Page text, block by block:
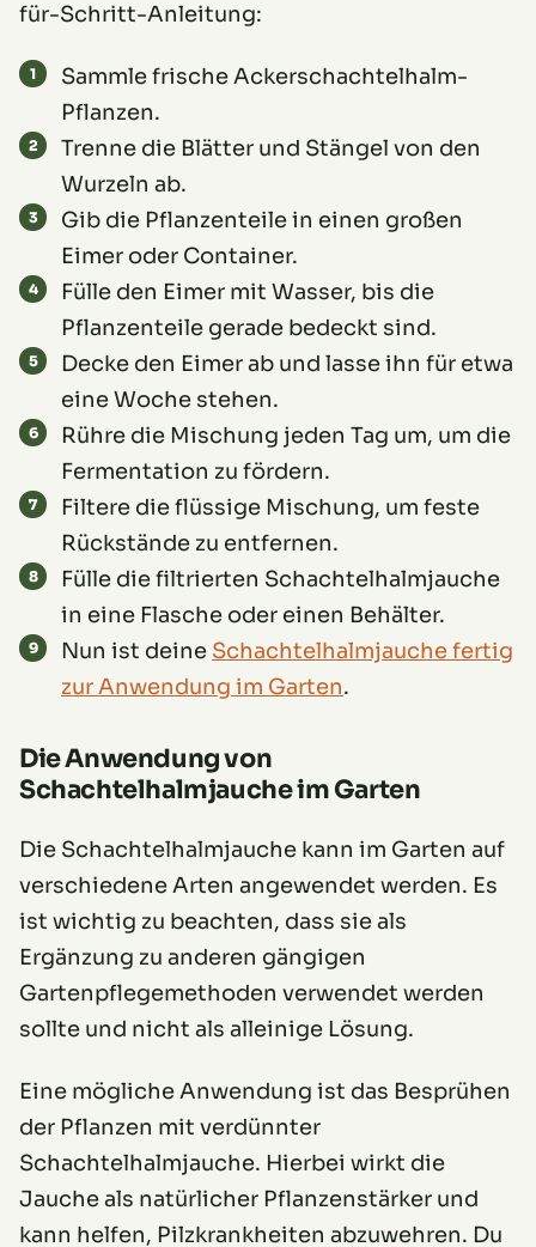
für-Schritt-Anleitung:
Sammle frische Ackerschachtelhalm-
Pflanzen.
Trenne die Blätter und Stängel von den
Wurzeln ab.
Gib die Pflanzenteile in einen großen
Eimer oder Container.
Fülle den Eimer mit Wasser, bis die
Pflanzenteile gerade bedeckt sind.
Decke den Eimer ab und lasse ihn für etwa
eine Woche stehen.
Rühre die Mischung jeden Tag um, um die
Fermentation zu fördern.
Filtere die flüssige Mischung, um feste
Rückstände zu entfernen.
Fülle die filtrierten Schachtelhalmjauche
in eine Flasche oder einen Behälter.
Nun ist deine Schachtelhalmjauche fertig
zur Anwendung im Garten.
Die Anwendung von
Schachtelhalmjauche im Garten
Die Schachtelhalmjauche kann im Garten auf
verschiedene Arten angewendet werden. Es
ist wichtig zu beachten, dass sie als
Ergänzung zu anderen gängigen
Gartenpflegemethoden verwendet werden
sollte und nicht als alleinige Lösung.
Eine mögliche Anwendung ist das Besprühen
der Pflanzen mit verdünnter
Schachtelhalmjauche. Hierbei wirkt die
Jauche als natürlicher Pflanzenstärker und
kann helfen, Pilzkrankheiten abzuwehren. Du